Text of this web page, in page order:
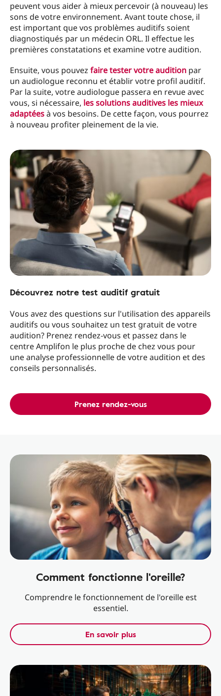
peuvent vous aider à mieux percevoir (à nouveau) les
sons de votre environnement. Avant toute chose, il
est important que vos problèmes auditifs soient
diagnostiqués par un médecin ORL. Il effectue les
premières constatations et examine votre audition.
Ensuite, vous pouvez faire tester votre audition par
un audiologue reconnu et établir votre profil auditif.
Par la suite, votre audiologue passera en revue avec
vous, si nécessaire, les solutions auditives les mieux
adaptéesà vos besoins. De cette façon, vous pourrez
à nouveau profiter pleinement de la vie.
Découvrez notre test auditif gratuit
Vous avez des questions sur l'utilisation des appareils
auditifs ou vous souhaitez un test gratuit de votre
audition? Prenez rendez-vous et passez dans le
centre Amplifon le plus proche de chez vous pour
une analyse professionnelle de votre audition et des
conseils personnalisés.
Prenez rendez-vous
Comment fonctionne l'oreille?
Comprendre le fonctionnement de l'oreille est
essentiel.
En savoir plus